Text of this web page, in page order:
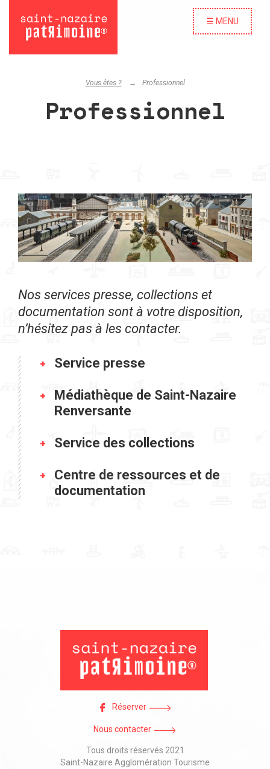
☰ MENU
Vous êtes ? Professionnel
Professionnel
Nos services presse, collections et
documentation sont à votre disposition,
n’hésitez pas à les contacter.
Service presse
Médiathèque de Saint-Nazaire
Renversante
Service des collections
Centre de ressources et de
documentation
Réserver
Nous contacter
Tous droits réservés 2021
Saint-Nazaire Agglomération Tourisme